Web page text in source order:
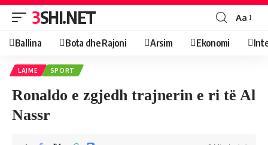
3SHI.NET Aa
Ballina Bota dhe Rajoni Arsim Ekonomi
LAJME SPORT
Ronaldo e zgjedh trajnerin e ri të Al
Nassr